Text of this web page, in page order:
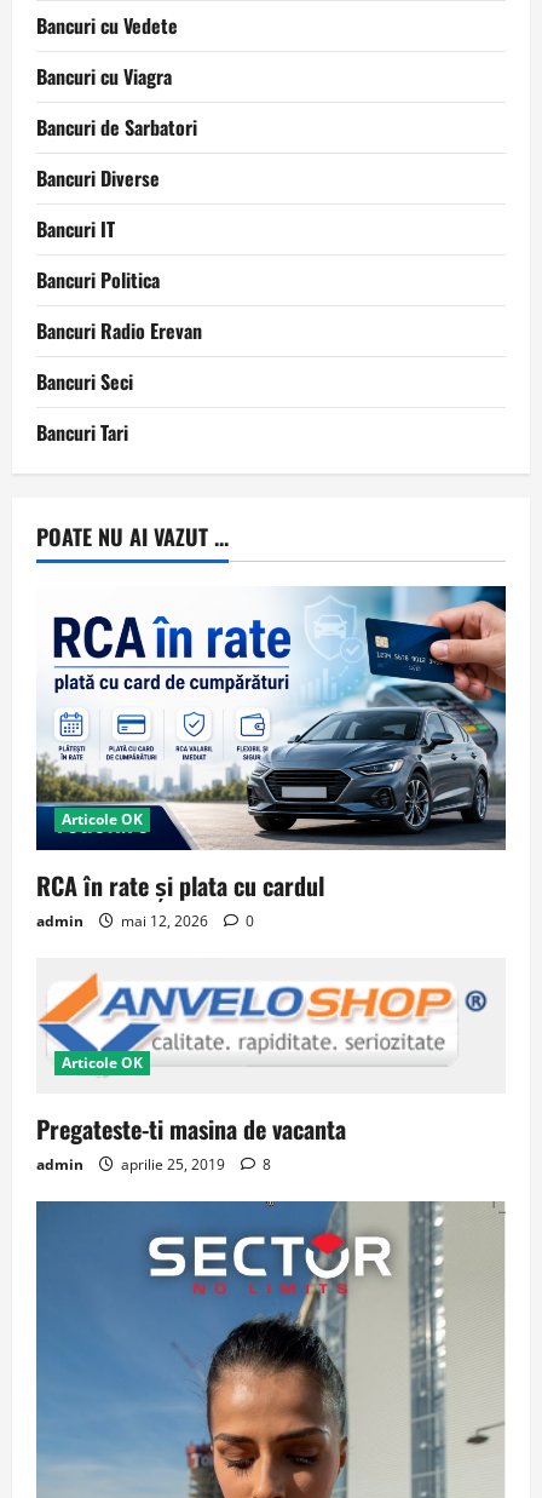
Bancuri cu Vedete
Bancuri cu Viagra
Bancuri de Sarbatori
Bancuri Diverse
Bancuri IT
Bancuri Politica
Bancuri Radio Erevan
Bancuri Seci
Bancuri Tari
POATE NU AI VAZUT ...
Articole OK
RCA în rate și plata cu cardul
admin mai 12, 2026 0
Articole OK
Pregateste-ti masina de vacanta
admin aprilie 25, 2019 8